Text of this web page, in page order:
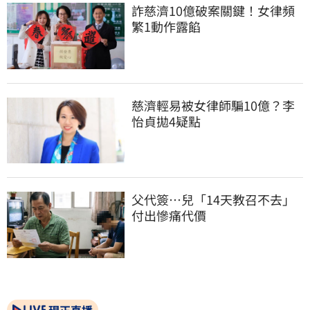
詐慈濟10億破案關鍵！女律頻
繁1動作露餡
慈濟輕易被女律師騙10億？李
怡貞拋4疑點
父代簽…兒「14天教召不去」
付出慘痛代價